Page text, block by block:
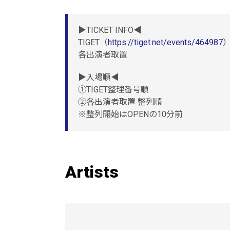
▶︎TICKET INFO◀︎
TIGET（https://tiget.net/events/464987）
各出演者取置
▶︎入場順◀︎
①TIGET整理番号順
②各出演者取置 整列順
※整列開始はOPENの10分前
Artists